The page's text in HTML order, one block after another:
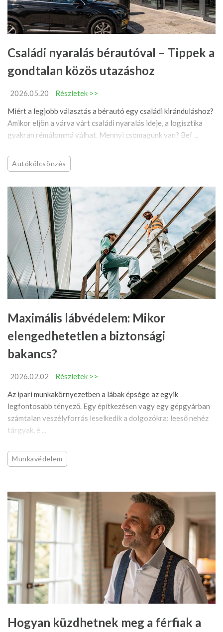
Családi nyaralás bérautóval – Tippek a
gondtalan közös utazáshoz
2026.05.20
Részletek >>
Miért a legjobb választás a bérautó egy családi kiránduláshoz?
Amikor eljön a várva várt családi nyaralás ideje, a logisztika
gyakran rémálommá válhat. Mennyi csomagunk van? Bef ...
Autókölcsönzés
Maximális lábvédelem: Mikor
elengedhetetlen a biztonsági
bakancs?
2026.02.02
Részletek >>
Az ipari munkakörnyezetben a lábak épsége az egyik
legfontosabb tényező. Egy építkezésen vagy egy gépgyárban
számtalan veszélyforrás leselkedik a dolgozókra: leeső nehéz
tárgyak, é ...
Munkavédelem
Hogyan küzdhetnek meg a férfiak a